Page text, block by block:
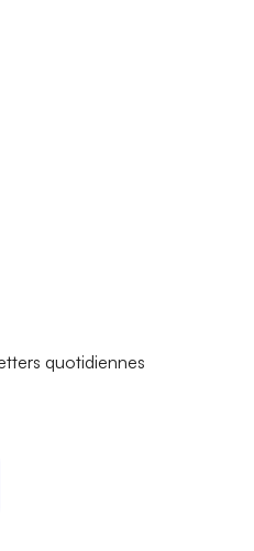
quotidiennes